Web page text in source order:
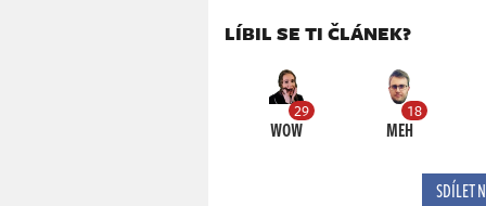
LÍBIL SE TI ČLÁNEK?
29
WOW
18
MEH
SDÍLET